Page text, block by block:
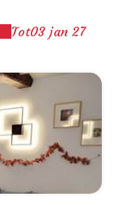
Tot03 jan 27